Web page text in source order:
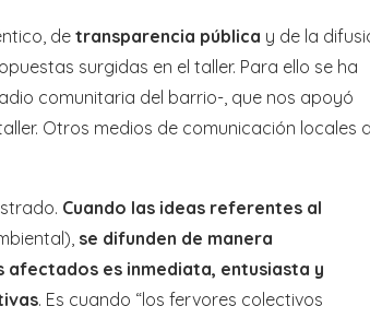
de transparencia pública y de la
surgidas en el taller. Para ello se ha
comunitaria del barrio-, que nos apoyó
Otros medios de comunicación locales
Cuando las ideas referentes al
se difunden de manera
es inmediata, entusiasta y
. Es cuando “los fervores colectivos